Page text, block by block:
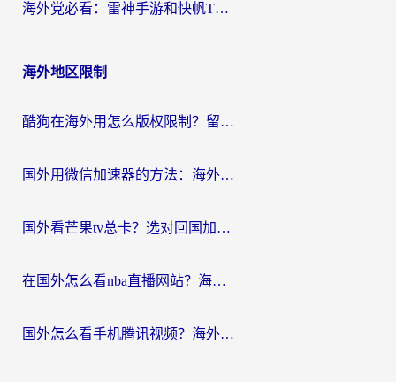
海外党必看：雷神手游和快帆TV版好用吗？3步选对回国加速器不踩坑
海外地区限制
酷狗在海外用怎么版权限制？留学生亲测：3步解决听国内音乐难题
国外用微信加速器的方法：海外党无缝连接国内生活的实用指南
国外看芒果tv总卡？选对回国加速器，轻松追《浪姐》不费劲
在国外怎么看nba直播网站？海外党专属体育观赛指南，告别地区限制！
国外怎么看手机腾讯视频？海外党亲测有效的追剧加速器选择指南